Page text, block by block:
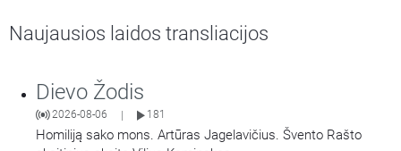
Naujausios laidos transliacijos
Dievo Žodis
2026-08-06 181
Homiliją sako mons. Artūras Jagelavičius. Švento Rašto